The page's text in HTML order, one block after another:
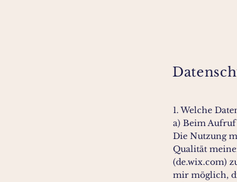
1. Welche
a) Beim Aufruf
Die Nutzung
Qualität
(de.wix.com)
mir möglich,